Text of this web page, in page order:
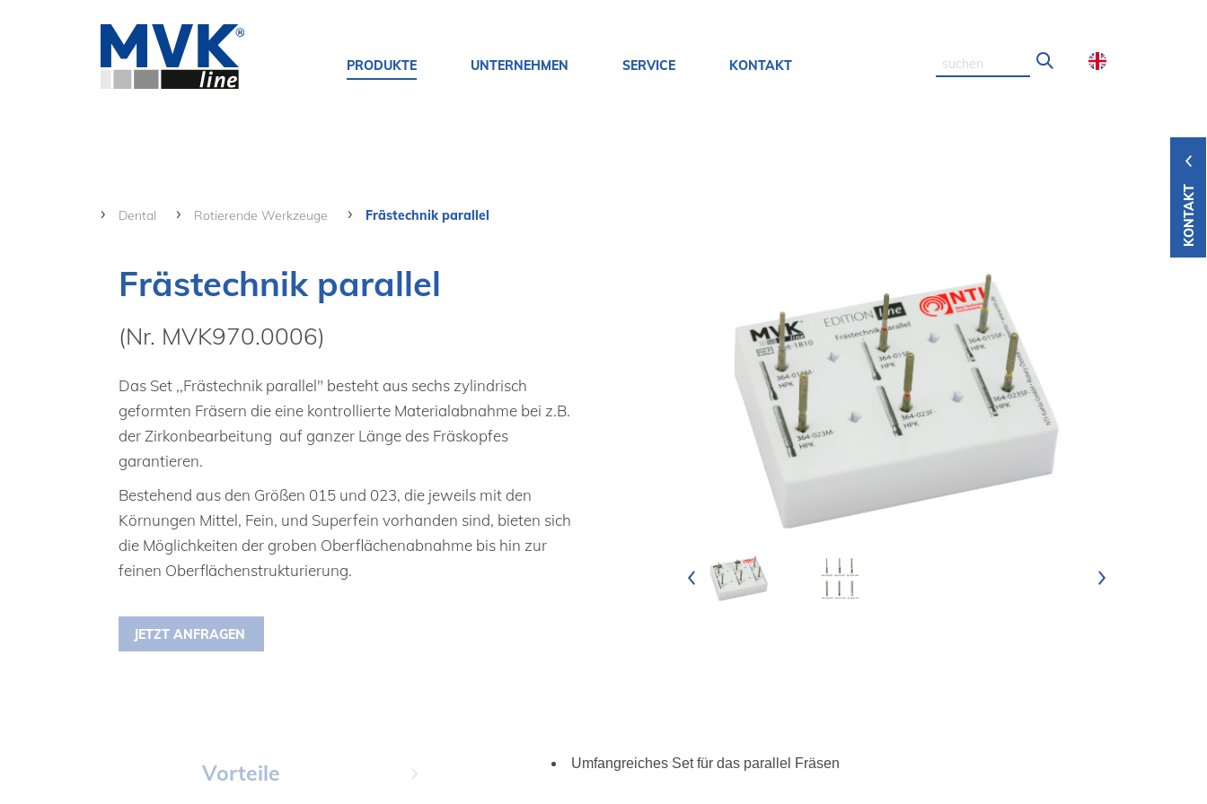
PRODUKTE UNTERNEHMEN SERVICE KONTAKT
Dental Rotierende Werkzeuge Frästechnik parallel
Frästechnik parallel
(Nr. MVK970.0006)
Das Set ,,Frästechnik parallel" besteht aus sechs zylindrisch
geformten Fräsern die eine kontrollierte Materialabnahme bei z.B.
der Zirkonbearbeitung auf ganzer Länge des Fräskopfes
garantieren.
Bestehend aus den Größen 015 und 023, die jeweils mit den
Körnungen Mittel, Fein, und Superfein vorhanden sind, bieten sich
die Möglichkeiten der groben Oberflächenabnahme bis hin zur
feinen Oberflächenstrukturierung.
JETZT ANFRAGEN
Vorteile Umfangreiches Set für das parallel Fräsen
KONTAKT